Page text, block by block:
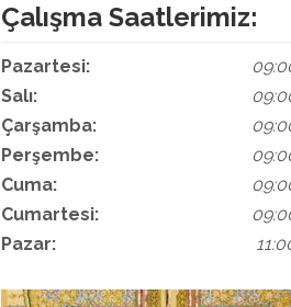
Çalışma Saatlerimiz:
Pazartesi:
Salı:
Çarşamba:
Perşembe:
Cuma:
Cumartesi:
Pazar: